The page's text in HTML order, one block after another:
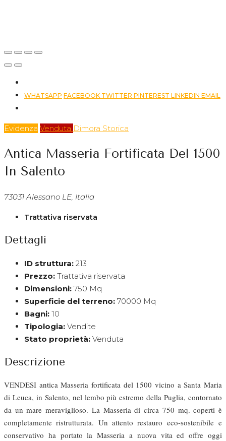
WHATSAPP FACEBOOK TWITTER PINTEREST LINKEDIN EMAIL
Evidenza Venduta Dimora Storica
Antica Masseria Fortificata Del 1500
In Salento
73031 Alessano LE, Italia
Trattativa riservata
Dettagli
ID struttura: 213
Prezzo: Trattativa riservata
Dimensioni: 750 Mq
Superficie del terreno: 70000 Mq
Bagni: 10
Tipologia: Vendite
Stato proprietà: Venduta
Descrizione
VENDESI antica Masseria fortificata del 1500 vicino a Santa Maria
di Leuca, in Salento, nel lembo più estremo della Puglia, contornato
da un mare meraviglioso. La Masseria di circa 750 mq. coperti è
completamente ristrutturata. Un attento restauro eco-sostenibile e
conservativo ha portato la Masseria a nuova vita ed offre oggi